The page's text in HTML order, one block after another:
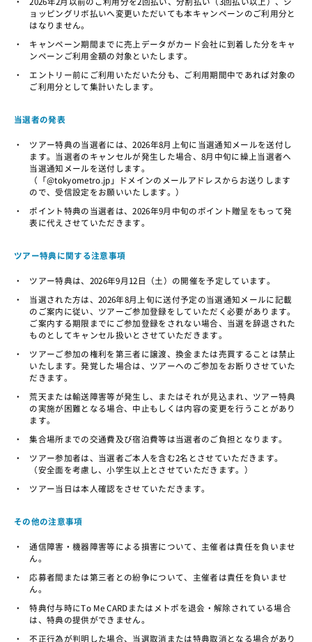
ョッピングリボ払いへ変更いただいても本キャンペーンのご利用分と
はなりません。
・
キャンペーン期間までに売上データがカード会社に到着した分をキャ
ンペーンご利用金額の対象といたします。
・
エントリー前にご利用いただいた分も、ご利用期間中であれば対象の
ご利用分として集計いたします。
当選者の発表
・
ツアー特典の当選者には、2026年8月上旬に当選通知メールを送付し
ます。当選者のキャンセルが発生した場合、8月中旬に繰上当選者へ
当選通知メールを送付します。
（「@tokyometro.jp」ドメインのメールアドレスからお送りします
ので、受信設定をお願いいたします。）
・
ポイント特典の当選者は、2026年9月中旬のポイント贈呈をもって発
表に代えさせていただきます。
ツアー特典に関する注意事項
・
ツアー特典は、2026年9月12日（土）の開催を予定しています。
・
当選された方は、2026年8月上旬に送付予定の当選通知メールに記載
のご案内に従い、ツアーご参加登録をしていただく必要があります。
ご案内する期限までにご参加登録をされない場合、当選を辞退された
ものとしてキャンセル扱いとさせていただきます。
・
ツアーご参加の権利を第三者に譲渡、換金または売買することは禁止
いたします。発覚した場合は、ツアーへのご参加をお断りさせていた
だきます。
・
荒天または輸送障害等が発生し、またはそれが見込まれ、ツアー特典
の実施が困難となる場合、中止もしくは内容の変更を行うことがあり
ます。
・
集合場所までの交通費及び宿泊費等は当選者のご負担となります。
・
ツアー参加者は、当選者ご本人を含む2名とさせていただきます。
（安全面を考慮し、小学生以上とさせていただきます。）
・
ツアー当日は本人確認をさせていただきます。
その他の注意事項
・
通信障害・機器障害等による損害について、主催者は責任を負いませ
ん。
・
応募者間または第三者との紛争について、主催者は責任を負いませ
ん。
・
特典付与時にTo Me CARDまたはメトポを退会・解除されている場合
は、特典の提供ができません。
・
不正行為が判明した場合、当選取消または特典取消となる場合があり